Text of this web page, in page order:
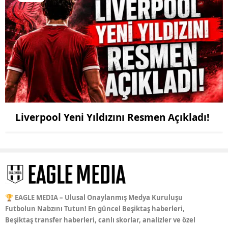
Liverpool Yeni Yıldızını Resmen Açıkladı!
🏆 EAGLE MEDIA – Ulusal Onaylanmış Medya Kuruluşu
Futbolun Nabzını Tutun! En güncel Beşiktaş haberleri,
Beşiktaş transfer haberleri, canlı skorlar, analizler ve özel